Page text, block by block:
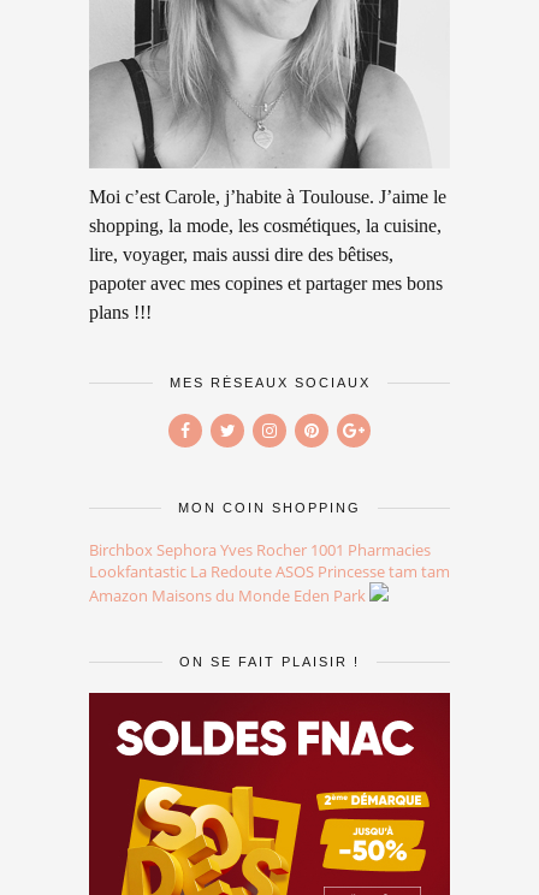
Moi c’est Carole, j’habite à Toulouse. J’aime le
shopping, la mode, les cosmétiques, la cuisine,
lire, voyager, mais aussi dire des bêtises,
papoter avec mes copines et partager mes bons
plans !!!
MES RÉSEAUX SOCIAUX
MON COIN SHOPPING
Birchbox Sephora Yves Rocher 1001 Pharmacies
Lookfantastic La RedouteASOS Princesse tam tam
Amazon Maisons du Monde Eden Park
ON SE FAIT PLAISIR !